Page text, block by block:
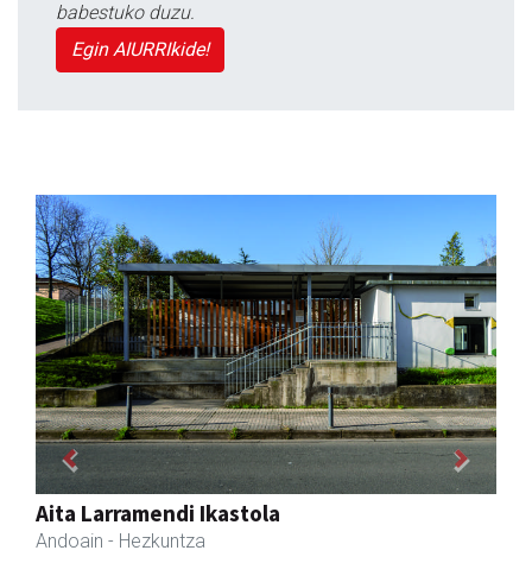
babestuko duzu.
Egin AIURRIkide!
Osane belar eta eko denda
Urnieta - Akupuntura
Previous Next